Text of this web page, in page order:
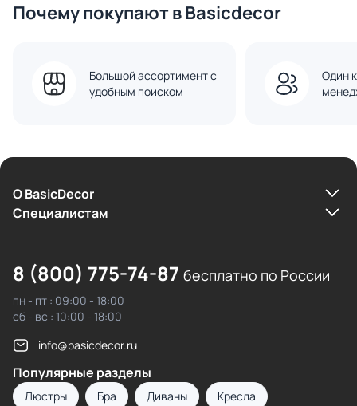
Почему покупают в Basicdecor
Большой ассортимент с
удобным поиском
Один
О BasicDecor
Cпециалистам
8 (800) 775-74-87 бесплатно по России
пн - пт : 09:00 - 18:00
сб - вс : 10:00 - 18:00
info@basicdecor.ru
Популярные разделы
Люстры Бра Диваны Кресла